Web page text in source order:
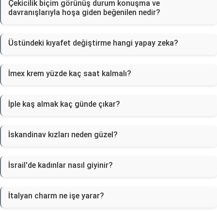
Çekicilik biçim görünüş durum konuşma ve
davranışlarıyla hoşa giden beğenilen nedir?
Üstündeki kıyafet değiştirme hangi yapay zeka?
İmex krem yüzde kaç saat kalmalı?
İple kaş almak kaç günde çıkar?
İskandinav kızları neden güzel?
İsrail'de kadınlar nasıl giyinir?
İtalyan charm ne işe yarar?